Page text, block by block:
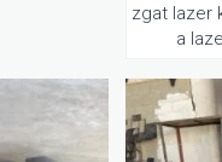
zgat lazer
a